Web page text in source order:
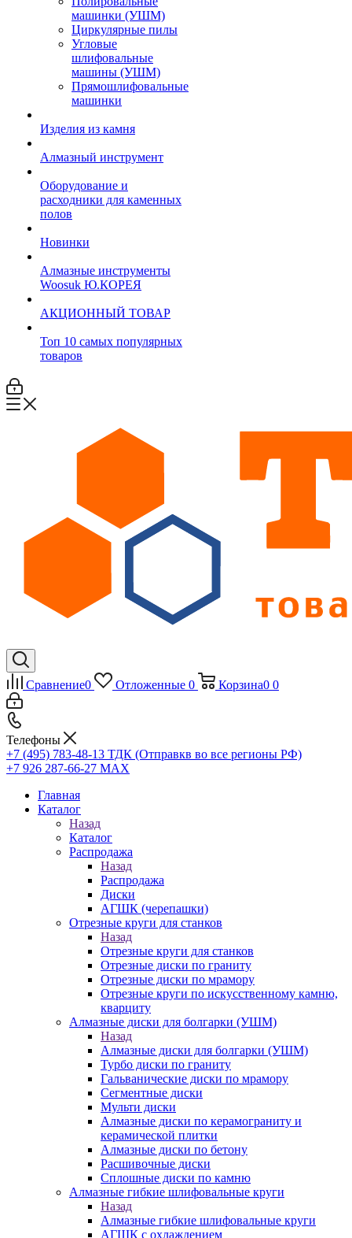
машинки (УШМ)
Циркулярные пилы
Угловые
шлифовальные
машины (УШМ)
Прямошлифовальные
машинки
Изделия из камня
Алмазный инструмент
Оборудование и
расходники для каменных
полов
Новинки
Алмазные инструменты
Woosuk Ю.КОРЕЯ
АКЦИОННЫЙ ТОВАР
Топ 10 самых популярных
товаров
Сравнение0 Отложенные 0 Корзина0 0
Телефоны
+7 (495) 783-48-13 ТДК (Отправкв во все регионы РФ)
+7 926 287-66-27 МАХ
Главная
Каталог
Назад
Каталог
Распродажа
Назад
Распродажа
Диски
АГШК (черепашки)
Отрезные круги для станков
Назад
Отрезные круги для станков
Отрезные диски по граниту
Отрезные диски по мрамору
Отрезные круги по искусственному камню,
кварциту
Алмазные диски для болгарки (УШМ)
Назад
Алмазные диски для болгарки (УШМ)
Турбо диски по граниту
Гальванические диски по мрамору
Сегментные диски
Мульти диски
Алмазные диски по керамограниту и
керамической плитки
Алмазные диски по бетону
Расшивочные диски
Сплошные диски по камню
Алмазные гибкие шлифовальные круги
Назад
Алмазные гибкие шлифовальные круги
АГШК с охлаждением